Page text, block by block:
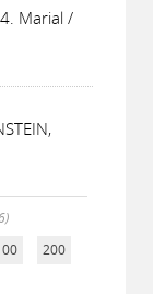
Marial /
200